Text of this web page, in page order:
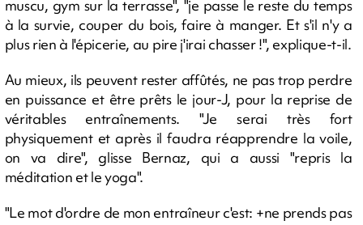
muscu, gym sur la terrasse", "je passe le reste du temps
à la survie, couper du bois, faire à manger. Et s'il n'y a
plus rien à l'épicerie, au pire j'irai chasser !", explique-t-il.
Au mieux, ils peuvent rester affûtés, ne pas trop perdre
en puissance et être prêts le jour-J, pour la reprise de
véritables entraînements. "Je serai très fort
physiquement et après il faudra réapprendre la voile,
on va dire", glisse Bernaz, qui a aussi "repris la
méditation et le yoga".
"Le mot d'ordre de mon entraîneur c'est: +ne prends pas